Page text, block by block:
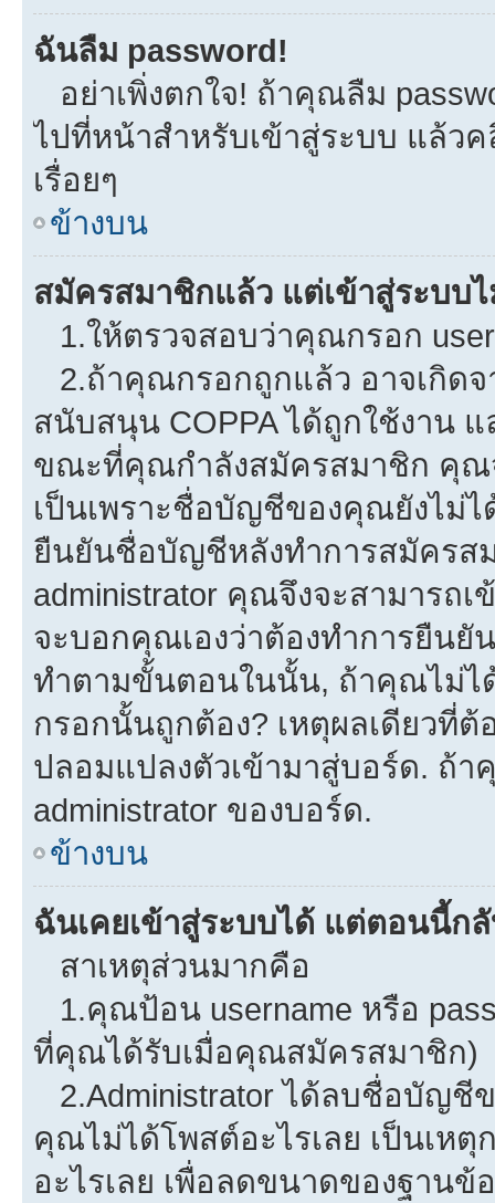
ฉันลืม password!
อย่าเพิ่งตกใจ! ถ้าคุณลืม
ไปที่หน้าสำหรับเข้าสู่ระบบ แล้ว
เรื่อยๆ
ข้างบน
สมัครสมาชิกแล้ว แต่เข้าสู่ระบบ
1.ให้ตรวจสอบว่าคุณกรอก
2.ถ้าคุณกรอกถูกแล้ว อาจเกิดจ
สนับสนุน COPPA ได้ถูกใช้งาน
ขณะที่คุณกำลังสมัครสมาชิก คุณ
เป็นเพราะชื่อบัญชีของคุณยังไม่
ยืนยันชื่อบัญชีหลังทำการสมัครส
administrator คุณจึงจะสามารถ
จะบอกคุณเองว่าต้องทำการยืน
ทำตามขั้นตอนในนั้น, ถ้าคุณไม่ไ
กรอกนั้นถูกต้อง? เหตุผลเดียวที่
ปลอมแปลงตัวเข้ามาสู่บอร์ด. ถ้
administrator ของบอร์ด.
ข้างบน
ฉันเคยเข้าสู่ระบบได้ แต่ตอนนี้ก
สาเหตุส่วนมากคือ
1.คุณป้อน username หรือ
ที่คุณได้รับเมื่อคุณสมัครสมาชิก)
2.Administrator ได้ลบชื่อบัญชี
คุณไม่ได้โพสต์อะไรเลย เป็นเห
อะไรเลย เพื่อลดขนาดของฐาน